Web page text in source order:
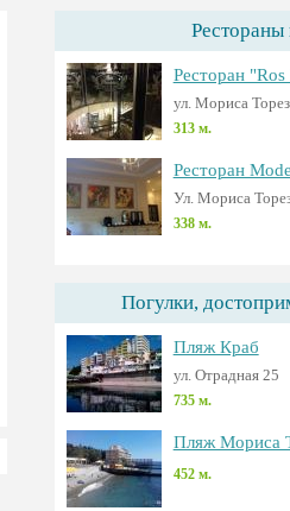
Рестораны
Ресторан
ул. Мориса
313 м.
Ресторан
Ул. Мориса
338 м.
Погулки,
Пляж Краб
ул. Отрадная 25
735 м.
Пляж Мориса
452 м.